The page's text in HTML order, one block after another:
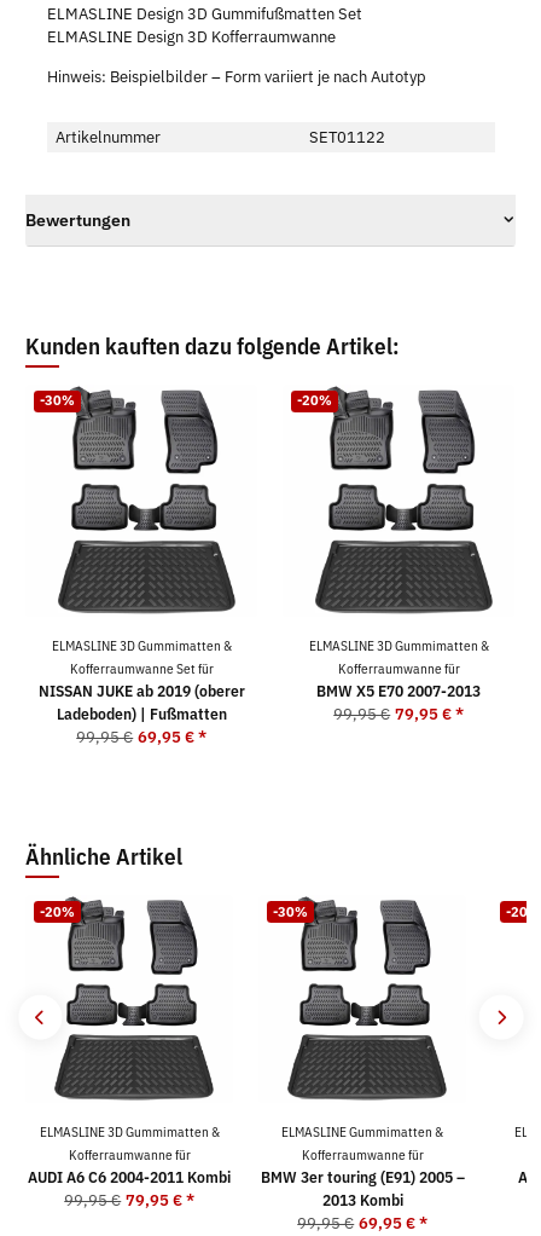
ELMASLINE Design 3D Gummifußmatten Set
ELMASLINE Design 3D Kofferraumwanne
Hinweis: Beispielbilder – Form variiert je nach Autotyp
Artikelnummer SET01122
Bewertungen
Kunden kauften dazu folgende Artikel:
-30%
ELMASLINE 3D Gummimatten &
Kofferraumwanne Set für
NISSAN JUKE ab 2019 (oberer
Ladeboden) | Fußmatten
99,95 € 69,95 €*
-20%
ELMASLINE 3D Gummimatten &
Kofferraumwanne für
BMW X5 E70 2007-2013
99,95 € 79,95 €*
Ähnliche Artikel
-20%
ELMASLINE 3D Gummimatten &
Kofferraumwanne für
AUDI A6 C6 2004-2011 Kombi
99,95 € 79,95 €*
-30%
ELMASLINE Gummimatten &
Kofferraumwanne für
BMW 3er touring (E91) 2005 –
2013 Kombi
99,95 € 69,95 €*
-20%